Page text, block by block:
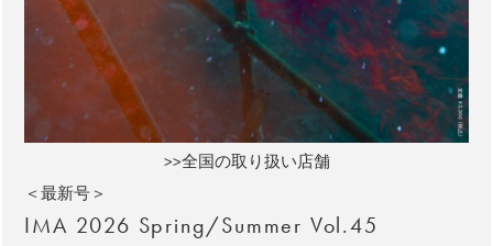
>>全国の取り扱い店舗
＜最新号＞
IMA 2026 Spring/Summer Vol.45